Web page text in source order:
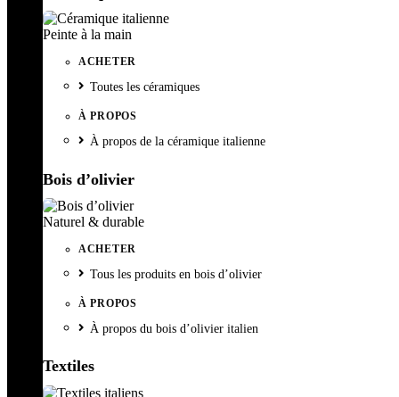
Peinte à la main
ACHETER
Toutes les céramiques
À PROPOS
À propos de la céramique italienne
Bois d’olivier
Naturel & durable
ACHETER
Tous les produits en bois d’olivier
À PROPOS
À propos du bois d’olivier italien
Textiles